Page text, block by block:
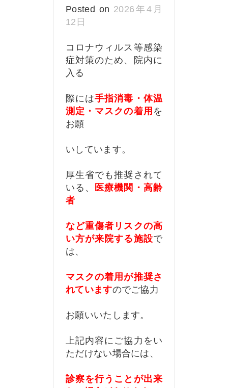
Posted on 2026年4月
12日
コロナウィルス等感染
症対策のため、院内に
入る
際には手指消毒・ 体温
測定・マスクの着用 を
お願
いしています。
厚生省でも推奨されて
いる、
医療機関・高齢
者
など重傷者リスクの高
い方が来院する施設で
は、
マスクの着用が推奨さ
れていますのでご協力
お願いいたします。
上記内容にご協力をい
ただけない場合には、
診察を行うことが出来